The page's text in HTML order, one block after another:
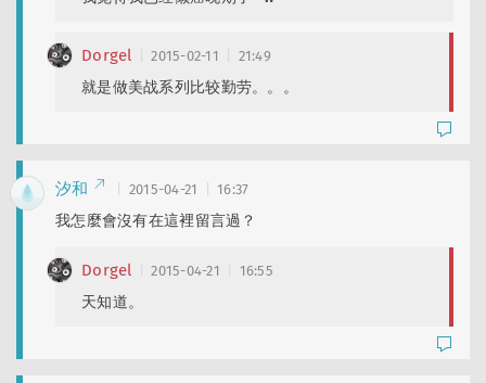
Dorgel 2015-02-11 21:49
就是做美战系列比较勤劳。。。
汐和 2015-04-21 16:37
我怎麼會沒有在這裡留言過？
Dorgel 2015-04-21 16:55
天知道。